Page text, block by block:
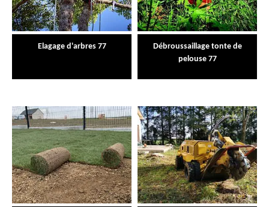
Elagage d'arbres 77
Débroussaillage tonte de
pelouse 77